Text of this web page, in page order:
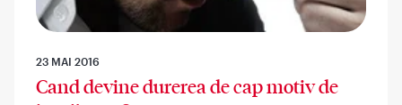
23 MAI 2016
Cand devine durerea de cap motiv de